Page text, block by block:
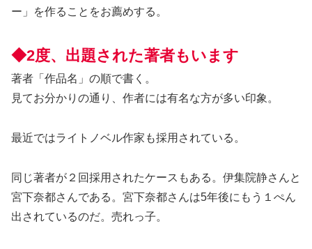
ー」を作ることをお薦めする。
◆2度、出題された著者もいます
著者「作品名」の順で書く。
見てお分かりの通り、作者には有名な方が多い印象。
最近ではライトノベル作家も採用されている。
同じ著者が２回採用されたケースもある。伊集院静さんと
宮下奈都さんである。宮下奈都さんは5年後にもう１ぺん
出されているのだ。売れっ子。